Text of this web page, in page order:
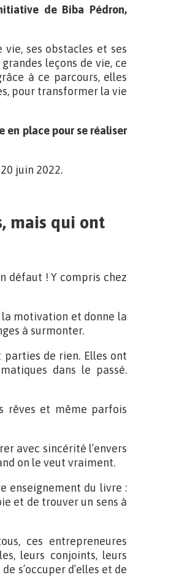
de Biba Pédron,
vie, ses obstacles et ses
leçons de vie, ce
à ce parcours, elles
pour transformer la vie
place pour se réaliser
juin 2022.
mais qui ont
défaut ! Y compris chez
la motivation et donne la
à surmonter.
de rien. Elles ont
dans le passé.
rêves et même parfois
avec sincérité l’envers
on le veut vraiment.
enseignement du livre :
et de trouver un sens à
ces entrepreneures
leurs conjoints, leurs
s’occuper d’elles et de